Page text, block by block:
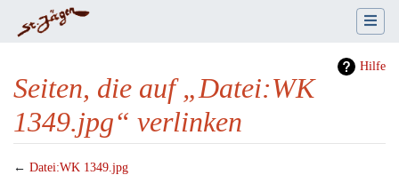
Hilfe
Seiten, die auf „Datei:WK
1349.jpg“ verlinken
← Datei:WK 1349.jpg